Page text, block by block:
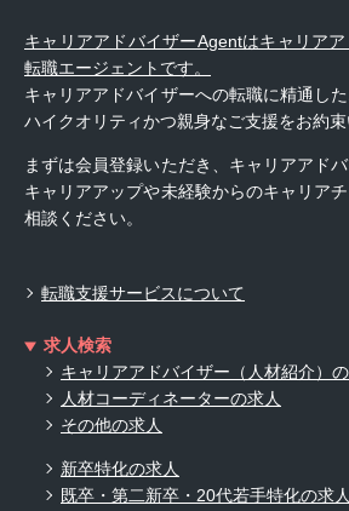
キャリアアドバイザーAgentはキャリア
転職エージェントです。
キャリアアドバイザーへの転職に精通し
ハイクオリティかつ親身なご支援をお約束
まずは会員登録いただき、キャリアアド
キャリアアップや未経験からのキャリア
相談ください。
転職支援サービスについて
求人検索
キャリアアドバイザー（人材紹介）
人材コーディネーターの求人
その他の求人
新卒特化の求人
既卒・第二新卒・20代若手特化の求人